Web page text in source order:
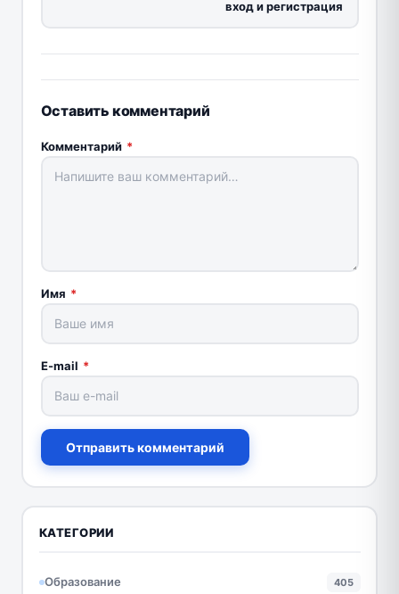
вход и регистрация
Оставить комментарий
Комментарий *
Имя *
E-mail *
Отправить комментарий
КАТЕГОРИИ
Образование 405